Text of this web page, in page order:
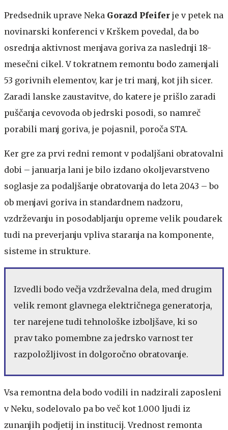
Predsednik uprave Neka Gorazd Pfeifer je v petek na
novinarski konferenci v Krškem povedal, da bo
osrednja aktivnost menjava goriva za naslednji 18-
mesečni cikel. V tokratnem remontu bodo zamenjali
53 gorivnih elementov, kar je tri manj, kot jih sicer.
Zaradi lanske zaustavitve, do katere je prišlo zaradi
puščanja cevovoda ob jedrski posodi, so namreč
porabili manj goriva, je pojasnil, poroča STA.
Ker gre za prvi redni remont v podaljšani obratovalni
dobi – januarja lani je bilo izdano okoljevarstveno
soglasje za podaljšanje obratovanja do leta 2043 – bo
ob menjavi goriva in standardnem nadzoru,
vzdrževanju in posodabljanju opreme velik poudarek
tudi na preverjanju vpliva staranja na komponente,
sisteme in strukture.
Izvedli bodo večja vzdrževalna dela, med drugim
velik remont glavnega električnega generatorja,
ter narejene tudi tehnološke izboljšave, ki so
prav tako pomembne za jedrsko varnost ter
razpoložljivost in dolgoročno obratovanje.
Vsa remontna dela bodo vodili in nadzirali zaposleni
v Neku, sodelovalo pa bo več kot 1.000 ljudi iz
zunanjih podjetij in institucij. Vrednost remonta